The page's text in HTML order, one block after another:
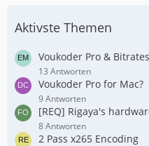
Aktivste Themen
Voukoder Pro & Bitrates
13 Antworten
Voukoder Pro for Mac?
9 Antworten
[REQ] Rigaya's
8 Antworten
2 Pass x265 Encoding